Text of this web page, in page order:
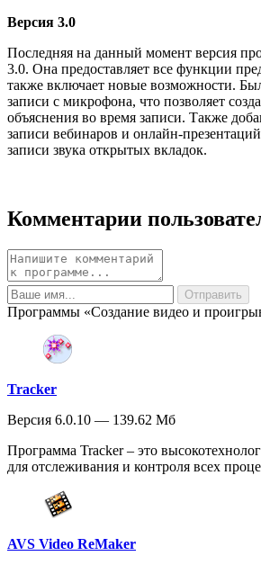
Версия 3.0
Последняя на данный момент версия
3.0. Она предоставляет все функции
также включает новые возможности.
записи с микрофона, что позволяет
объяснения во время записи. Также
записи вебинаров и онлайн-
записи звука открытых вкладок.
Комментарии
Программы «Создание видео и
Tracker
Версия 6.0.10 — 139.62 Мб
Программа Tracker – это
для отслеживания и контроля всех
AVS Video ReMaker